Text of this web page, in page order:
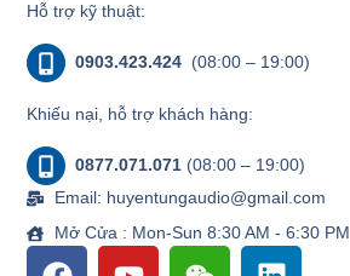
Hỗ trợ kỹ thuật:
0903.423.424 (08:00 – 19:00)
Khiếu nại, hỗ trợ khách hàng:
0877.071.071 (08:00 – 19:00)
Email: huyentungaudio@gmail.com
Mở Cửa : Mon-Sun 8:30 AM - 6:30 PM